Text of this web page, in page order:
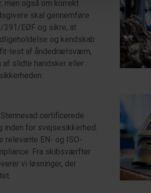
men også om korrekt
skal gennemføre
391/EØF og sikre, at
og kendskab
test af åndedrætsværn,
slidte handsker eller
certificerede
inden for svejsesikkerhed.
relevante EN- og ISO-
Fra skibsværfter
vi løsninger, der